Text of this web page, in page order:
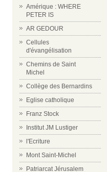
Amérique : WHERE
PETER IS
AR GEDOUR
Cellules
d'évangélisation
Chemins de Saint
Michel
Collège des Bernardins
Eglise catholique
Franz Stock
Institut JM Lustiger
l'Ecriture
Mont Saint-Michel
Patriarcat Jérusalem